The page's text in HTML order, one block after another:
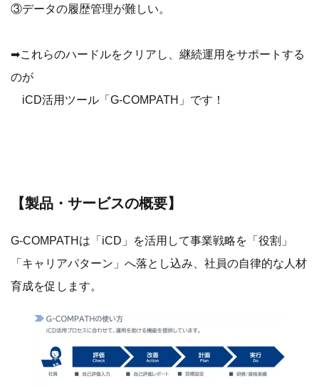
③データの履歴管理が難しい。
➡これらのハードルをクリアし、継続運用をサポートする
のが
iCD活用ツール「G-COMPATH」です！
【製品・サービスの概要】
G-COMPATHは「iCD」を活用して事業戦略を「役割」
「キャリアパターン」へ落とし込み、社員の自律的な人材
育成を促します。